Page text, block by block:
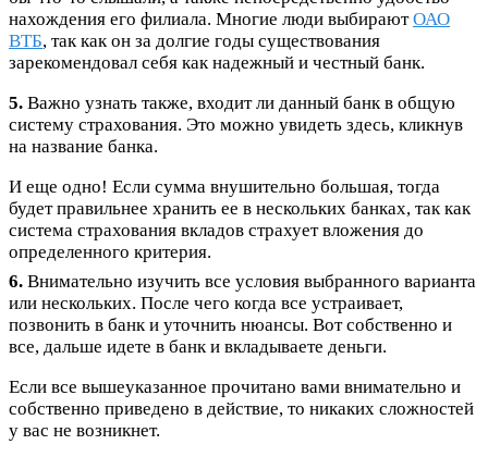
нахождения его филиала. Многие люди выбираютОАО
ВТБ, так как он за долгие годы существования
зарекомендовал себя как надежный и честный банк.
5. Важно узнать также, входит ли данный банк в общую
систему страхования. Это можно увидеть здесь, кликнув
на название банка.
И еще одно! Если сумма внушительно большая, тогда
будет правильнее хранить ее в нескольких банках, так как
система страхования вкладов страхует вложения до
определенного критерия.
6. Внимательно изучить все условия выбранного варианта
или нескольких. После чего когда все устраивает,
позвонить в банк и уточнить нюансы. Вот собственно и
все, дальше идете в банк и вкладываете деньги.
Если все вышеуказанное прочитано вами внимательно и
собственно приведено в действие, то никаких сложностей
у вас не возникнет.